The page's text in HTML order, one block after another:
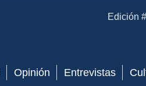
El Edición
Opinión Entrevistas